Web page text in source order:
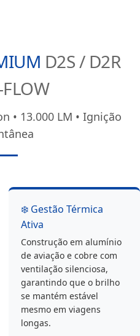
D2S / D2R
• 13.000 LM • Ignição
❄️ Gestão Térmica
Ativa
Construção em alumínio
de aviação e cobre com
ventilação silenciosa,
garantindo que o brilho
se mantém estável
mesmo em viagens
longas.